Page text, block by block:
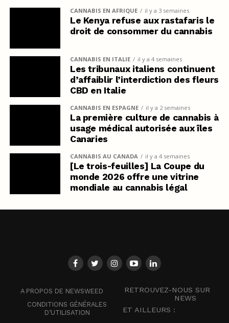
CANNABIS EN AFRIQUE il y a 3 semaines
Le Kenya refuse aux rastafaris le
droit de consommer du cannabis
CANNABIS EN ITALIE il y a 4 semaines
Les tribunaux italiens continuent
d’affaiblir l’interdiction des fleurs
CBD en Italie
CANNABIS EN ESPAGNE il y a 2 semaines
La première culture de cannabis à
usage médical autorisée aux îles
Canaries
CANNABIS AU CANADA il y a 4 semaines
[Le trois-feuilles] La Coupe du
monde 2026 offre une vitrine
mondiale au cannabis légal
A PROPOS DE NEWSWEED
CONDITIONS GÉNÉRALES
D’UTILISATION
RETROUVEZ-NOUS SUR
NEWS
ET AILLEURS :